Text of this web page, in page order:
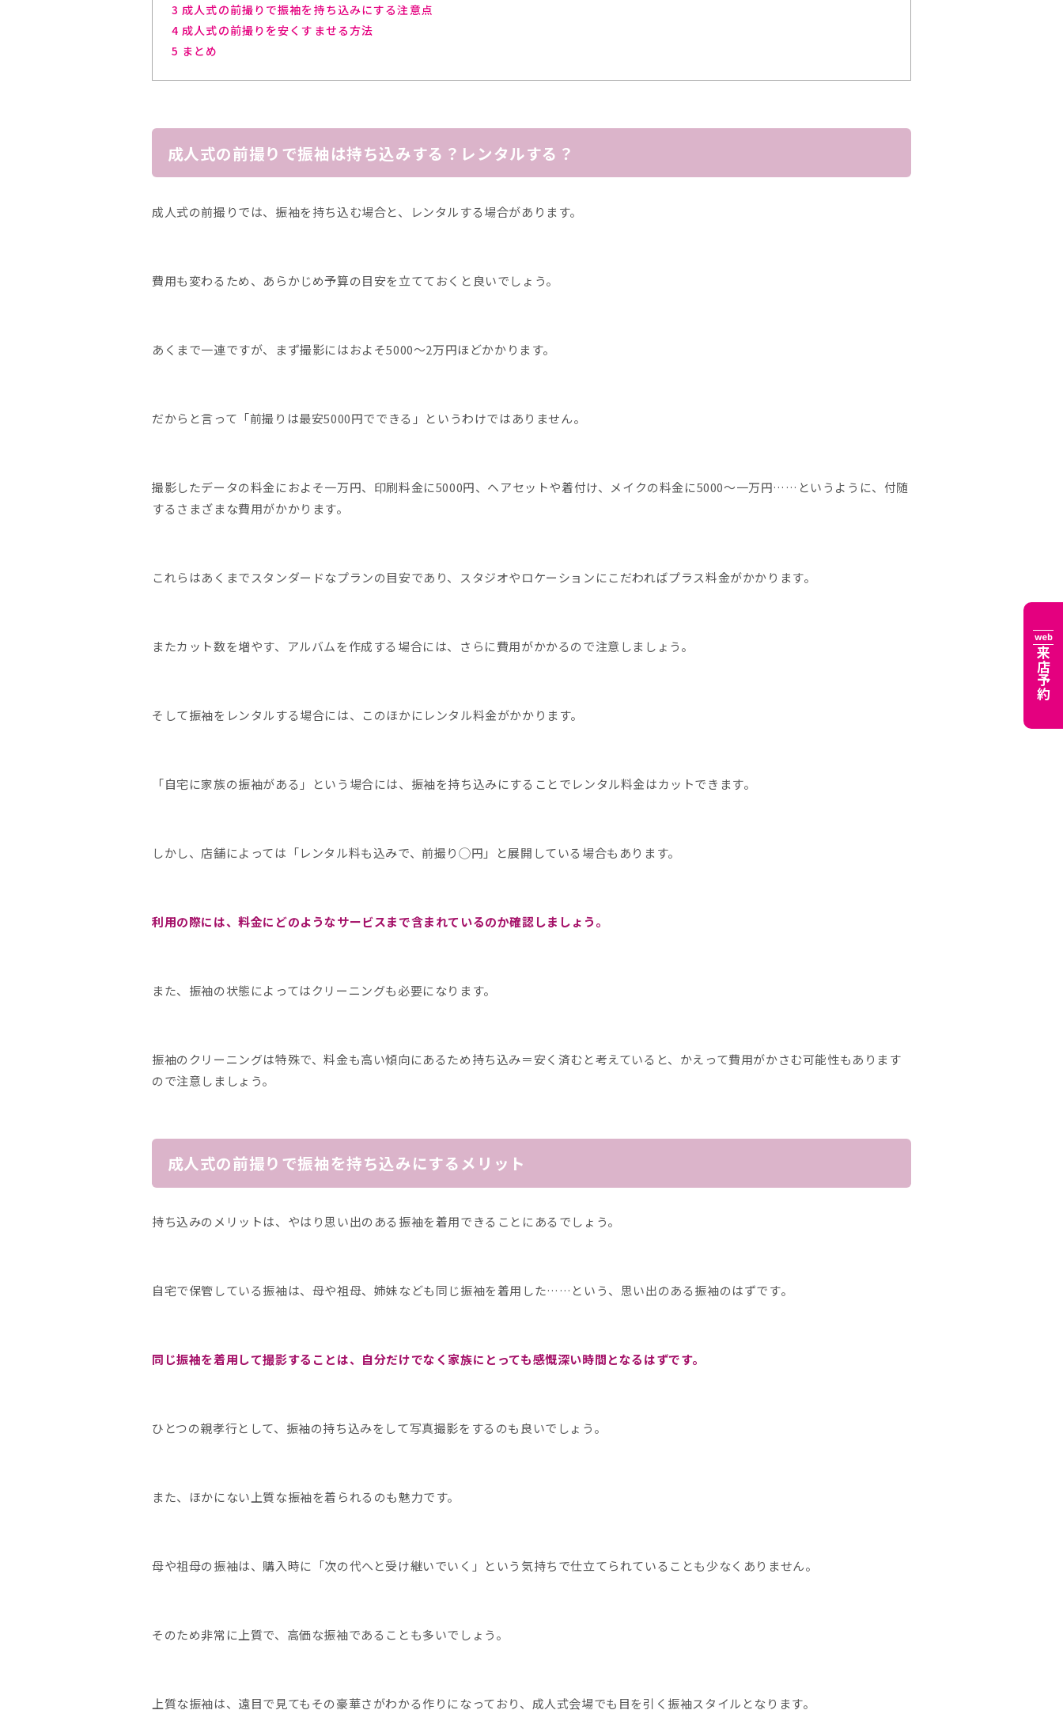
来店予約
3 成人式の前撮りで振袖を持ち込みにする注意点
4 成人式の前撮りを安くすませる方法
5 まとめ
成人式の前撮りで振袖は持ち込みする？レンタルする？
成人式の前撮りでは、振袖を持ち込む場合と、レンタルする場合があります。
費用も変わるため、あらかじめ予算の目安を立てておくと良いでしょう。
あくまで一連ですが、まず撮影にはおよそ5000〜2万円ほどかかります。
だからと言って「前撮りは最安5000円でできる」というわけではありません。
撮影したデータの料金におよそ一万円、印刷料金に5000円、ヘアセットや着付け、メイクの料金に5000〜一万円……というように、付随
するさまざまな費用がかかります。
これらはあくまでスタンダードなプランの目安であり、スタジオやロケーションにこだわればプラス料金がかかります。
またカット数を増やす、アルバムを作成する場合には、さらに費用がかかるので注意しましょう。
そして振袖をレンタルする場合には、このほかにレンタル料金がかかります。
「自宅に家族の振袖がある」という場合には、振袖を持ち込みにすることでレンタル料金はカットできます。
しかし、店舗によっては「レンタル料も込みで、前撮り◯円」と展開している場合もあります。
利用の際には、料金にどのようなサービスまで含まれているのか確認しましょう。
また、振袖の状態によってはクリーニングも必要になります。
振袖のクリーニングは特殊で、料金も高い傾向にあるため持ち込み＝安く済むと考えていると、かえって費用がかさむ可能性もあります
ので注意しましょう。
成人式の前撮りで振袖を持ち込みにするメリット
持ち込みのメリットは、やはり思い出のある振袖を着用できることにあるでしょう。
自宅で保管している振袖は、母や祖母、姉妹なども同じ振袖を着用した……という、思い出のある振袖のはずです。
同じ振袖を着用して撮影することは、自分だけでなく家族にとっても感慨深い時間となるはずです。
ひとつの親孝行として、振袖の持ち込みをして写真撮影をするのも良いでしょう。
また、ほかにない上質な振袖を着られるのも魅力です。
母や祖母の振袖は、購入時に「次の代へと受け継いでいく」という気持ちで仕立てられていることも少なくありません。
そのため非常に上質で、高価な振袖であることも多いでしょう。
上質な振袖は、遠目で見てもその豪華さがわかる作りになっており、成人式会場でも目を引く振袖スタイルとなります。